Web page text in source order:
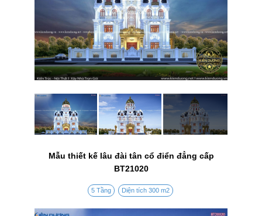
Mẫu thiết kế lâu đài tân cổ điển đẳng cấp
BT21020
5 Tầng Diện tích 300 m2